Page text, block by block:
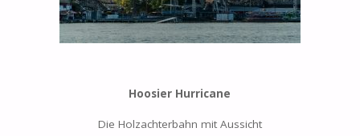
Hoosier Hurricane
Die Holzachterbahn mit Aussicht